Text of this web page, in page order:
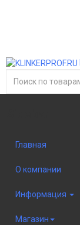
Главная
О компании
Информация
Магазин